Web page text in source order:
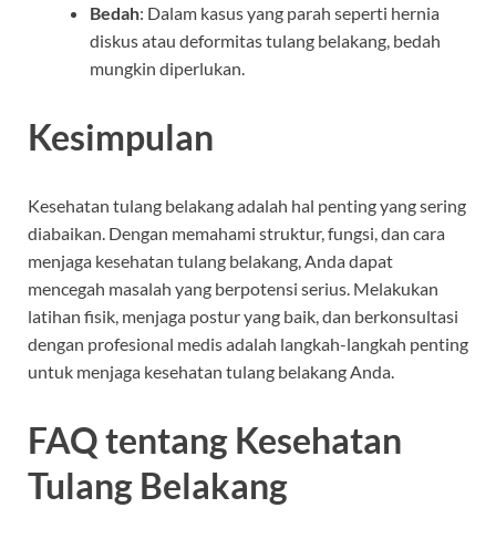
Bedah: Dalam kasus yang parah seperti hernia
diskus atau deformitas tulang belakang, bedah
mungkin diperlukan.
Kesimpulan
Kesehatan tulang belakang adalah hal penting yang sering
diabaikan. Dengan memahami struktur, fungsi, dan cara
menjaga kesehatan tulang belakang, Anda dapat
mencegah masalah yang berpotensi serius. Melakukan
latihan fisik, menjaga postur yang baik, dan berkonsultasi
dengan profesional medis adalah langkah-langkah penting
untuk menjaga kesehatan tulang belakang Anda.
FAQ tentang Kesehatan
Tulang Belakang